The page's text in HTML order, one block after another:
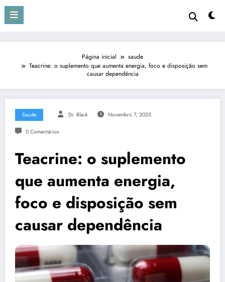
Pular
para
Página inicial
saude
Teacrine: o suplemento que aumenta energia, foco e disposição sem
causar dependência
Saude Dr. Black Novembro 7, 2025
0 Comentários
Teacrine: o suplemento
que aumenta energia,
foco e disposição sem
causar dependência